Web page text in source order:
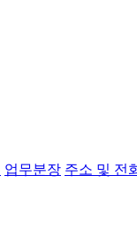
업무분장 주소 및 전